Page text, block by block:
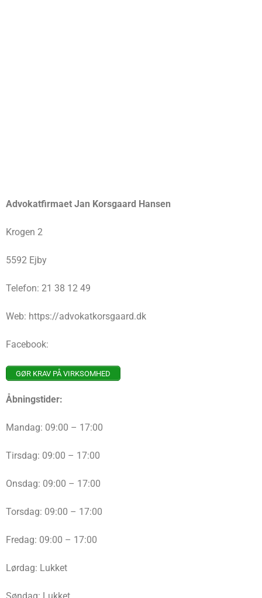
Advokatfirmaet Jan Korsgaard Hansen
Krogen 2
5592 Ejby
Telefon: 21 38 12 49
Web: https://advokatkorsgaard.dk
Facebook:
GØR KRAV PÅ VIRKSOMHED
Åbningstider:
Mandag: 09:00 – 17:00
Tirsdag: 09:00 – 17:00
Onsdag: 09:00 – 17:00
Torsdag: 09:00 – 17:00
Fredag: 09:00 – 17:00
Lørdag: Lukket